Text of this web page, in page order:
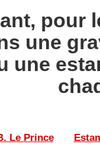
pour
une
une
Le Prince——